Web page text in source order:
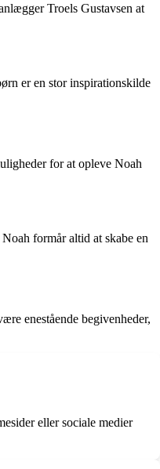
Troels Gustavsen at
er en stor inspirationskilde
for at opleve Noah
formår altid at skabe en
enestående begivenheder,
eller sociale medier